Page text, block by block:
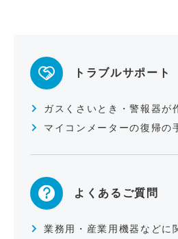
トラブルサポート
ガスくさいとき・警報器が
マイコンメーターの復帰の
よくあるご質問
業務用・産業用機器などに